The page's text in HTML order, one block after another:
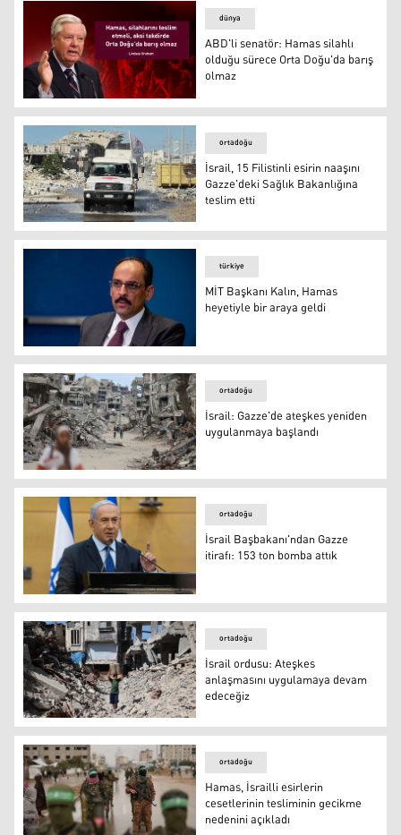
ABD'li senatör: Hamas silahlı olduğu sürece Orta
dünya
ABD'li senatör: Hamas silahlı
olduğu sürece Orta Doğu'da barış
olmaz
İsrail, 15 Filistinli esirin naaşını Gazze'deki Sağlık
ortadoğu
İsrail, 15 Filistinli esirin naaşını
Gazze'deki Sağlık Bakanlığına
teslim etti
MİT Başkanı Kalın, Hamas heyetiyle bir araya geldi
türkiye
MİT Başkanı Kalın, Hamas
heyetiyle bir araya geldi
İsrail: Gazze'de ateşkes yeniden uygulanmaya başlandı
ortadoğu
İsrail: Gazze'de ateşkes yeniden
uygulanmaya başlandı
İsrail Başbakanı'ndan Gazze itirafı: 153 ton bomba attık
ortadoğu
İsrail Başbakanı'ndan Gazze
itirafı: 153 ton bomba attık
İsrail ordusu: Ateşkes anlaşmasını uygulamaya devam
ortadoğu
İsrail ordusu: Ateşkes
anlaşmasını uygulamaya devam
edeceğiz
ortadoğu
Hamas, İsrailli esirlerin
cesetlerinin tesliminin gecikme
nedenini açıkladı